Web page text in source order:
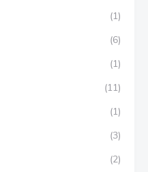
(1)
(6)
(1)
(11)
(1)
(3)
(2)